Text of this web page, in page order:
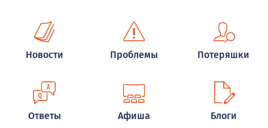
Новости Проблемы Потеряшки
Ответы Афиша Блоги